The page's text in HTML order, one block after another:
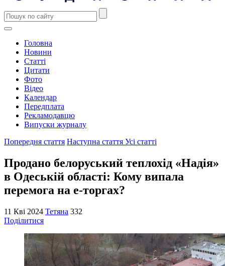
Головна
Новини
Статті
Цитати
Фото
Відео
Календар
Передплата
Рекламодавцю
Випуски журналу
Попередня стаття Наступна стаття Усі статті
Продано белоруський теплохід «Надія»
в Одеській області: Кому випала
перемога на е-торгах?
11 Кві 2024 Тетяна 332
Поділитися